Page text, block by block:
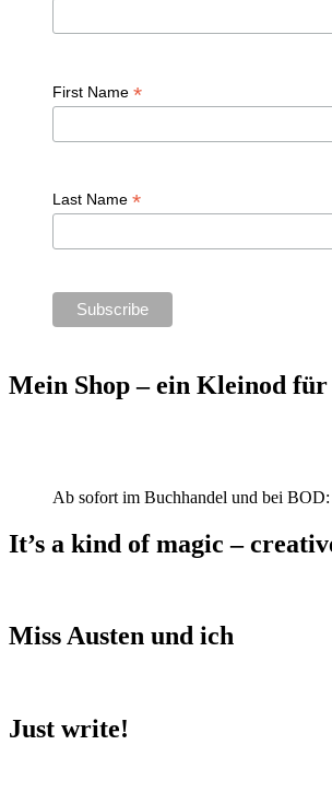
First Name *
Last Name *
Mein Shop – ein Kleinod
Ab sofort im Buchhandel und bei
It’s a kind of magic –
Miss Austen und ich
Just write!